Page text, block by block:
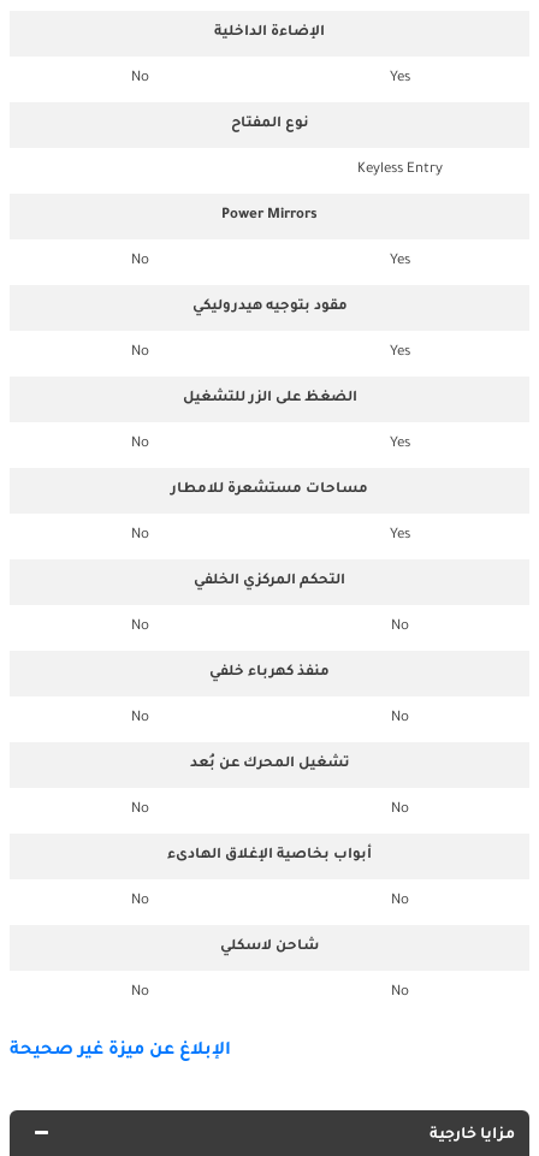
الإضاءة الداخلية
Yes
No
نوع المفتاح
Keyless Entry
Power Mirrors
Yes
No
مقود بتوجيه هيدروليكي
Yes
No
الضغظ على الزر للتشغيل
Yes
No
مساحات مستشعرة للامطار
Yes
No
التحكم المركزي الخلفي
No
No
منفذ كهرباء خلفي
No
No
تشغيل المحرك عن بُعد
No
No
أبواب بخاصية الإغلاق الهادىء
No
No
شاحن لاسكلي
No
No
الإبلاغ عن ميزة غير صحيحة
مزايا خارجية